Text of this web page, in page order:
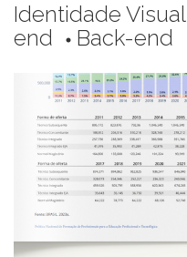
Identidade Visual
end
circle Back-end